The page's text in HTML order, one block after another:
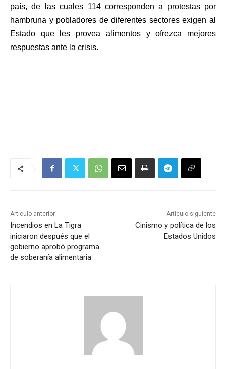
país, de las cuales 114 corresponden a protestas por
hambruna y pobladores de diferentes sectores exigen al
Estado que les provea alimentos y ofrezca mejores
respuestas ante la crisis.
Artículo anterior
Incendios en La Tigra
iniciaron después que el
gobierno aprobó programa
de soberanía alimentaria
Artículo siguiente
Cinismo y política de los
Estados Unidos